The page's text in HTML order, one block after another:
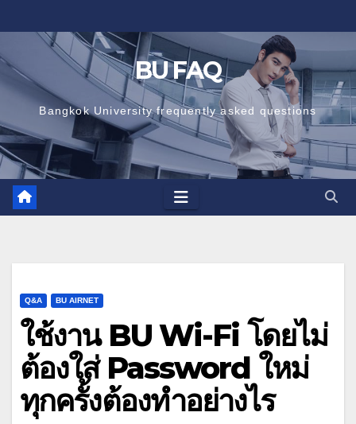
to
content
BU FAQ
Bangkok University frequently asked questions
Q&A BU AIRNET
ใช้งาน BU Wi-Fi โดยไม่
ต้องใส่ Password ใหม่
ทุกครั้งต้องทำอย่างไร